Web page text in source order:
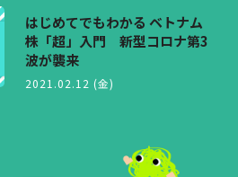
はじめてでもわかる ベトナム
株「超」入門 新型コロナ第3
波が襲来
2021.02.12 (金)